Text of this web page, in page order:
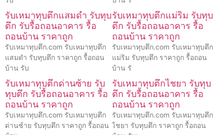
รับเหมาทุบตึกแสมดำ รับทุบ
ตึก รับรื้อถอนอาคาร รื้อ
ถอนบ้าน ราคาถูก
รับเหมาทุบตึก.com รับเหมาทุบตึก
แสมดำ รับทุบตึก ราคาถูก รื้อถอน
บ้าน รับ
รับเหมาทุบตึกแม่ริม รับทุบ
ตึก รับรื้อถอนอาคาร รื้อ
ถอนบ้าน ราคาถูก
รับเหมาทุบตึก.com รับเหมาทุบตึก
แม่ริม รับทุบตึก ราคาถูก รื้อถอน
บ้าน รั
รับเหมาทุบตึกด่านซ้าย รับ
ทุบตึก รับรื้อถอนอาคาร รื้อ
ถอนบ้าน ราคาถูก
รับเหมาทุบตึก.com รับเหมาทุบตึก
ด่านซ้าย รับทุบตึก ราคาถูก รื้อถอน
รับเหมาทุบตึกไชยา รับทุบ
ตึก รับรื้อถอนอาคาร รื้อ
ถอนบ้าน ราคาถูก
รับเหมาทุบตึก.com รับเหมาทุบตึก
ไชยา รับทุบตึก ราคาถูก รื้อถอน